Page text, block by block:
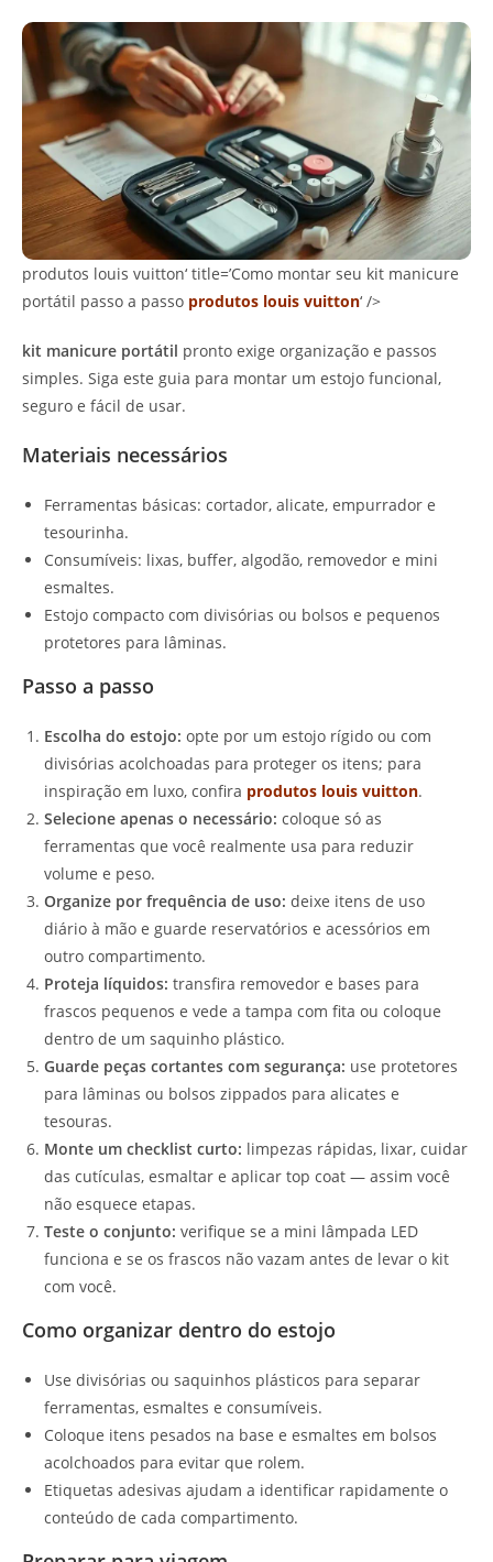
produtos louis vuitton‘ title=’Como montar seu kit manicure
portátil passo a passo produtos louis vuitton‘ />
kit manicure portátil pronto exige organização e passos
simples. Siga este guia para montar um estojo funcional,
seguro e fácil de usar.
Materiais necessários
Ferramentas básicas: cortador, alicate, empurrador e
tesourinha.
Consumíveis: lixas, buffer, algodão, removedor e mini
esmaltes.
Estojo compacto com divisórias ou bolsos e pequenos
protetores para lâminas.
Passo a passo
Escolha do estojo: opte por um estojo rígido ou com
divisórias acolchoadas para proteger os itens; para
inspiração em luxo, confira produtos louis vuitton.
Selecione apenas o necessário: coloque só as
ferramentas que você realmente usa para reduzir
volume e peso.
Organize por frequência de uso: deixe itens de uso
diário à mão e guarde reservatórios e acessórios em
outro compartimento.
Proteja líquidos: transfira removedor e bases para
frascos pequenos e vede a tampa com fita ou coloque
dentro de um saquinho plástico.
Guarde peças cortantes com segurança: use protetores
para lâminas ou bolsos zippados para alicates e
tesouras.
Monte um checklist curto: limpezas rápidas, lixar, cuidar
das cutículas, esmaltar e aplicar top coat — assim você
não esquece etapas.
Teste o conjunto: verifique se a mini lâmpada LED
funciona e se os frascos não vazam antes de levar o kit
com você.
Como organizar dentro do estojo
Use divisórias ou saquinhos plásticos para separar
ferramentas, esmaltes e consumíveis.
Coloque itens pesados na base e esmaltes em bolsos
acolchoados para evitar que rolem.
Etiquetas adesivas ajudam a identificar rapidamente o
conteúdo de cada compartimento.